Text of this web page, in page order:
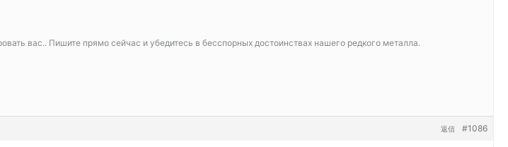
вас.. Пишите прямо сейчас и убедитесь в бесспорных достоинствах нашего редкого металла.
#1086
返信